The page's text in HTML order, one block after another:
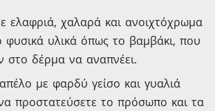
ελαφριά, χαλαρά και ανοιχτόχρωμα
υλικά όπως το βαμβάκι, που
στο δέρμα να αναπνέει.
με φαρδύ γείσο και γυαλιά
προστατεύσετε το πρόσωπο και τα